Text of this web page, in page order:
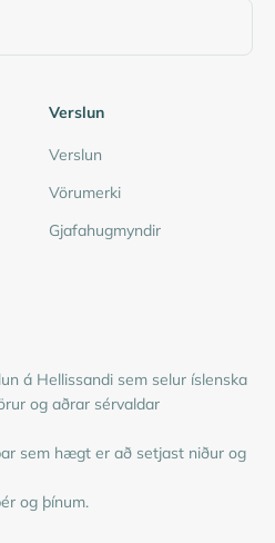
Verslun
Verslun
Vörumerki
Gjafahugmyndir
á Hellissandi sem selur íslenska
og aðrar sérvaldar
sem hægt er að setjast niður og
og þínum.